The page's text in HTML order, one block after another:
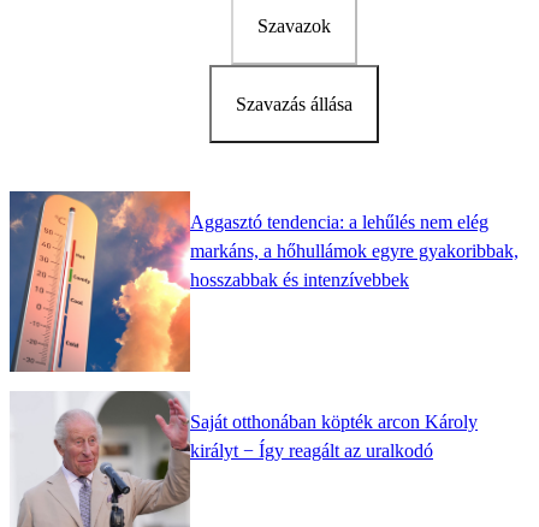
Szavazok
Szavazás állása
Aggasztó tendencia: a lehűlés nem elég
markáns, a hőhullámok egyre gyakoribbak,
hosszabbak és intenzívebbek
Saját otthonában köpték arcon Károly
királyt − Így reagált az uralkodó